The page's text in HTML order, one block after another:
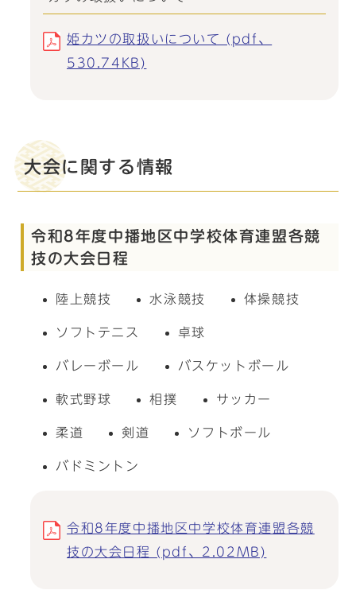
姫カツの取扱いについて (pdf、
530.74KB)
大会に関する情報
令和8年度中播地区中学校体育連盟各競
技の大会日程
陸上競技 水泳競技 体操競技
ソフトテニス 卓球
バレーボール バスケットボール
軟式野球 相撲 サッカー
柔道 剣道 ソフトボール
バドミントン
令和8年度中播地区中学校体育連盟各競
技の大会日程 (pdf、2.02MB)